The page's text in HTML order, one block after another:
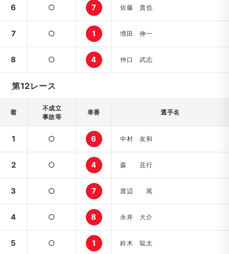
6 ○ 7 佐藤 貴也
7 ○ 1 増田 伸一
8 ○ 4 仲口 武志
第12レース
着
不成立
事故等
車番 選手名
1 ○ 6 中村 友和
2 ○ 4 森 且行
3 ○ 7 渡辺 篤
4 ○ 8 永井 大介
5 ○ 1 鈴木 聡太